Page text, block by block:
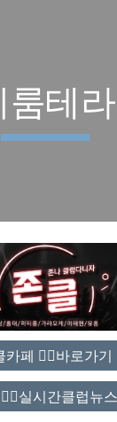
룸테
카페 ❤️‍🔥바로가기
실시간클럽뉴